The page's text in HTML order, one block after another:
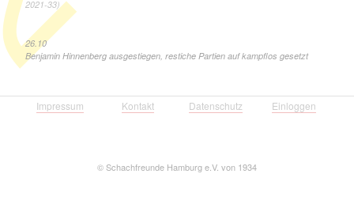
2021-33)
26.10
Benjamin Hinnenberg ausgestiegen, restiche Partien auf kampflos gesetzt
Impressum Kontakt Datenschutz Einloggen
©Schachfreunde Hamburg e.V. von 1934